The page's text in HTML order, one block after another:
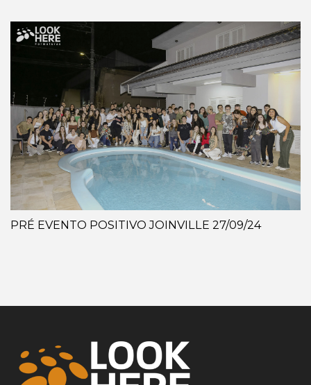
PRÉ EVENTO POSITIVO JOINVILLE 27/09/24